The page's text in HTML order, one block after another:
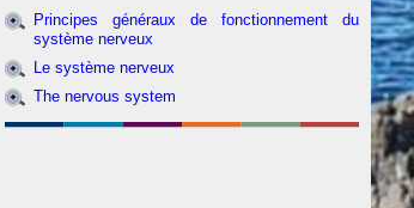
Principes généraux de fonctionnement du
système nerveux
Le système nerveux
The nervous system